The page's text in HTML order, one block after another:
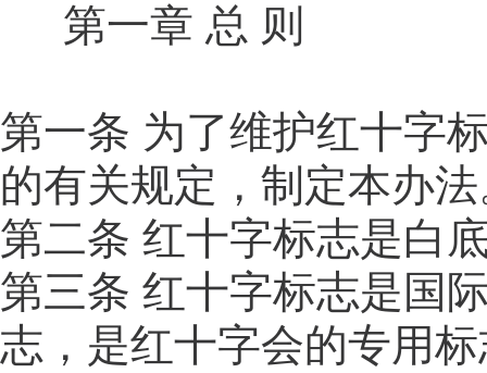
第一章 总 则
第一条 为了维护红十字
的有关规定，制定本办
第二条 红十字标志是白
第三条 红十字标志是国
志，是红十字会的专用